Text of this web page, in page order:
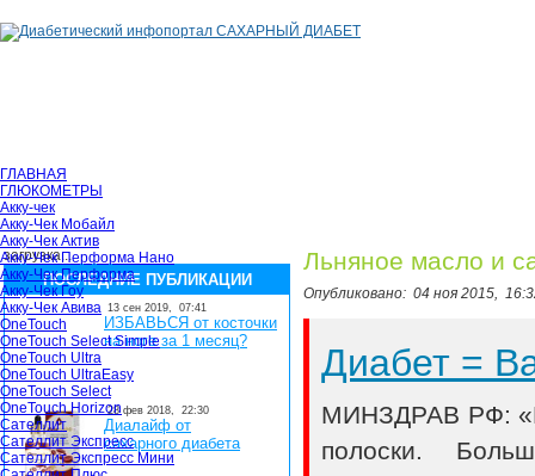
ГЛАВНАЯ
ГЛЮКОМЕТРЫ
Акку-чек
Акку-Чек Мобайл
Акку-Чек Актив
Акку-Чек Перформа Нано
Акку-Чек Перформа
Акку-Чек Гоу
Акку-Чек Авива
OneTouch
OneTouch Select Simple
OneTouch Ultra
OneTouch UltraEasy
OneTouch Select
OneTouch Horizon
Сателлит
Сателлит Экспресс
Сателлит Экспресс Мини
загрузка...
ПОСЛЕДНИЕ ПУБЛИКАЦИИ
13 сен 2019, 07:41
ИЗБАВЬСЯ от косточки
на ноге за 1 месяц?
28 фев 2018, 22:30
Диалайф от
сахарного диабета
Льняное масло и
Опубликовано: 04 ноя 2015,
Диабет =
МИНЗДРАВ РФ:
полоски.